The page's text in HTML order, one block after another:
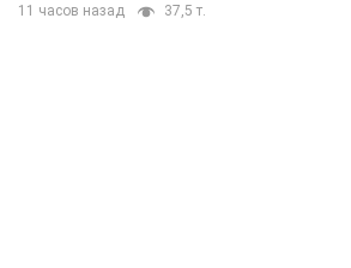
11 часов назад 37,5 т.